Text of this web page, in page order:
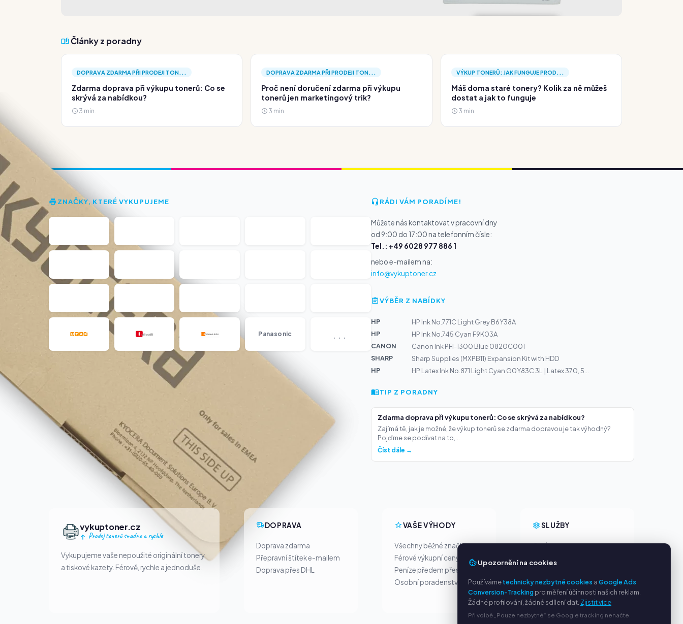
Články z poradny
DOPRAVA ZDARMA PŘI PRODEJI TON...
Zdarma doprava při výkupu tonerů: Co se
skrývá za nabídkou?
3 min.
DOPRAVA ZDARMA PŘI PRODEJI TON...
Proč není doručení zdarma při výkupu
tonerů jen marketingový trik?
3 min.
VÝKUP TONERŮ: JAK FUNGUJE PROD...
Máš doma staré tonery? Kolik za ně můžeš
dostat a jak to funguje
3 min.
ZNAČKY, KTERÉ VYKUPUJEME
Panasonic ...
RÁDI VÁM PORADÍME!
Můžete nás kontaktovat v pracovní dny
od 9:00 do 17:00 na telefonním čísle:
Tel.: +49 6028 977 886 1
nebo e-mailem na:
info@vykuptoner.cz
VÝBĚR Z NABÍDKY
HP
HP Ink No.771C Light Grey B6Y38A
HP
HP Ink No.745 Cyan F9K03A
CANON
Canon Ink PFI-1300 Blue 0820C001
SHARP
Sharp Supplies (MXPB11) Expansion Kit with HDD
HP
HP Latex Ink No.871 Light Cyan G0Y83C 3L | Latex 370, 5...
TIP Z PORADNY
Zdarma doprava při výkupu tonerů: Co se skrývá za nabídkou?
Zajímá tě, jak je možné, že výkup tonerů se zdarma dopravou je tak výhodný?
Pojďme se podívat na to,...
Číst dále →
vykuptoner.cz
Prodej tonerů snadno a rychle
Vykupujeme vaše nepoužité originální tonery
a tiskové kazety. Férově, rychle a jednoduše.
DOPRAVA
Doprava zdarma
Přepravní štítek e-mailem
Doprava přes DHL
VAŠE VÝHODY
Všechny běžné značky
Férové výkupní ceny
Peníze předem přes PayPal
Osobní poradenství
SLUŽBY
O nás
Časté dotazy (FAQ)
Poradna
Upozornění na cookies
Používámetechnicky nezbytné cookies aGoogle Ads
Conversion-Trackingpro měření účinnosti našich reklam.
Žádné profilování, žádné sdílení dat. Zjistit více
Při volbě „Pouze nezbytné“ se Google tracking nenačte.